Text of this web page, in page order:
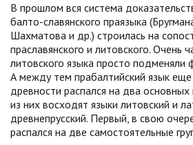
В прошлом вся система
балто-славянского праязыка
Шахматова и др.) строилась на
праславянского и литовского. Очень
литовского языка просто подменяли
А между тем прабалтийский язык еще
древности распался на два
из них восходят языки литовский и
древнепрусский. Первый, в свою
распался на две самостоятельные